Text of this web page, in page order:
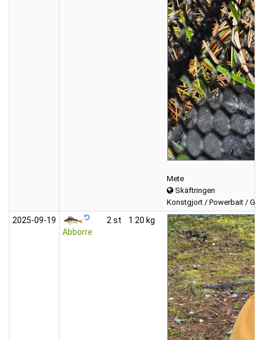
Mete
Skäftringen
Konstgjort / Powerbait /
2025‑09‑19
Abborre
2 st 1.20 kg